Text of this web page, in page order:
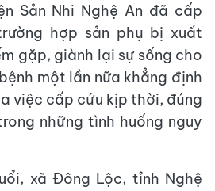
Sản Nhi Nghệ An đã cấp
hợp sản phụ bị xuất
gặp, giành lại sự sống cho
một lần nữa khẳng định
việc cấp cứu kịp thời, đúng
những tình huống nguy
xã Đông Lộc, tỉnh Nghệ